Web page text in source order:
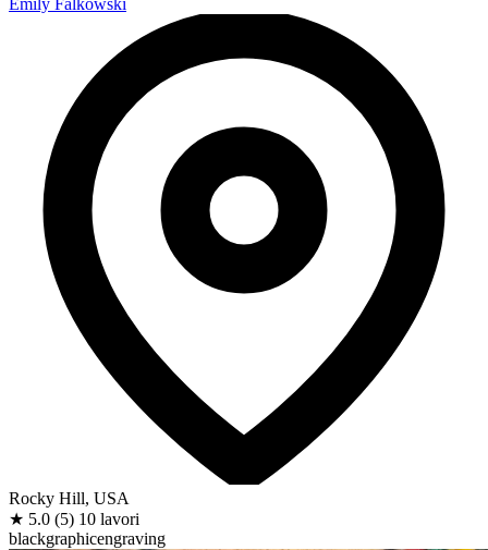
Emily Falkowski
Rocky Hill, USA
★ 5.0 (5) 10 lavori
blackgraphicengraving